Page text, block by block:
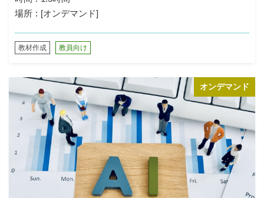
場所
[オンデマンド]
教材作成 教員向け
オンデマンド